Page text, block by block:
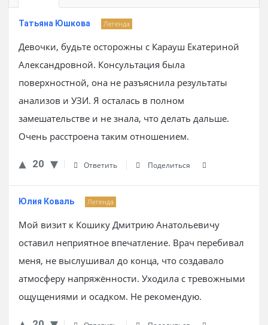
Татьяна Юшкова Легенда
Девочки, будьте осторожны с Карауш Екатериной
Александровной. Консультация была
поверхностной, она не разъяснила результаты
анализов и УЗИ. Я осталась в полном
замешательстве и не знала, что делать дальше.
Очень расстроена таким отношением.
20 Ответить Поделиться
Юлия Коваль Легенда
Мой визит к Кошику Дмитрию Анатольевичу
оставил неприятное впечатление. Врач перебивал
меня, не выслушивал до конца, что создавало
атмосферу напряжённости. Уходила с тревожными
ощущениями и осадком. Не рекомендую.